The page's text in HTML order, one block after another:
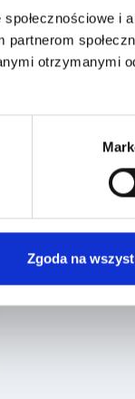
i
otrzymanymi
Zgoda na